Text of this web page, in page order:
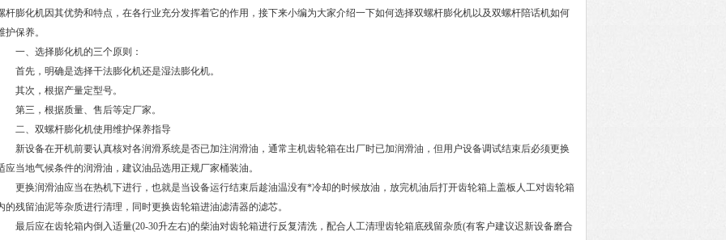
杆膨化机因其优势和特点，在各行业充分发挥着它的作用，接下来小编为大家介绍一下如何选择双螺杆膨化机以及双螺杆陪话机如何
护保养。
、选择膨化机的三个原则：
先，明确是选择干法膨化机还是湿法膨化机。
次，根据产量定型号。
三，根据质量、售后等定厂家。
、双螺杆膨化机使用维护保养指导
设备在开机前要认真核对各润滑系统是否已加注润滑油，通常主机齿轮箱在出厂时已加润滑油，但用户设备调试结束后必须更换
应当地气候条件的润滑油，建议油品选用正规厂家桶装油。
换润滑油应当在热机下进行，也就是当设备运行结束后趁油温没有*冷却的时候放油，放完机油后打开齿轮箱上盖板人工对齿轮箱
的残留油泥等杂质进行清理，同时更换齿轮箱进油滤清器的滤芯。
后应在齿轮箱内倒入适量(20-30升左右)的柴油对齿轮箱进行反复清洗，配合人工清理齿轮箱底残留杂质(有客户建议迟新设备磨合